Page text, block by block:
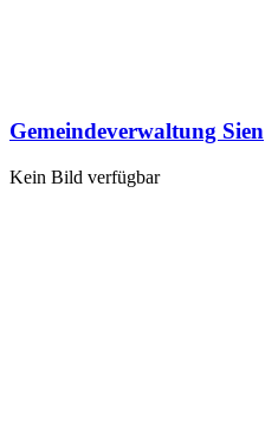
Gemeindeverwaltung Sien
Kein Bild verfügbar